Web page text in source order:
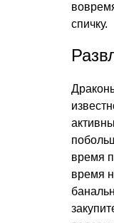
спичку.
время
время